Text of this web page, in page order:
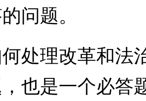
问题。
理改革和法
也是一个必答